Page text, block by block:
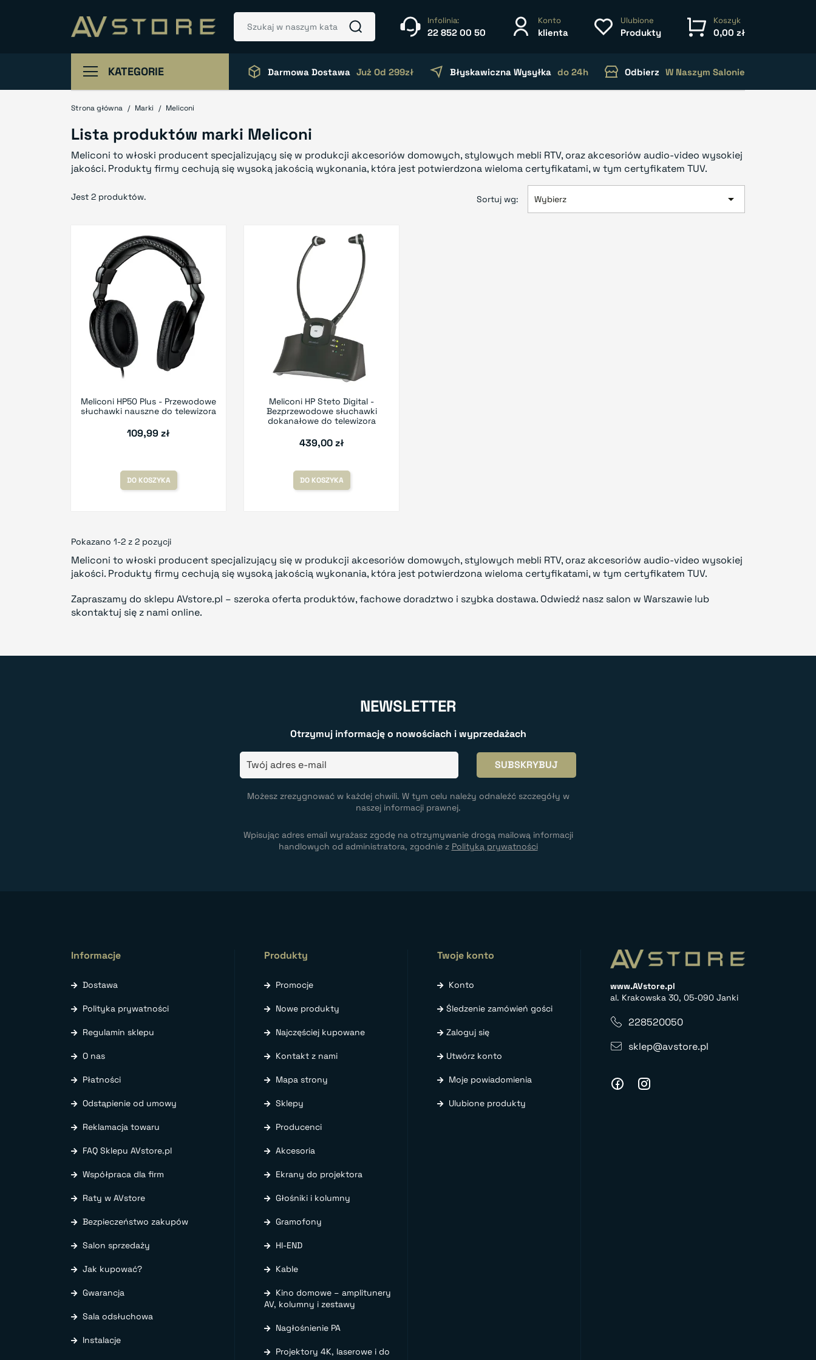
Infolinia:
22 852 00 50
Konto
klienta
Ulubione
Produkty
Koszyk
0,00 zł
KATEGORIE Darmowa Dostawa Już Od 299zł Błyskawiczna Wysyłka do 24h Odbierz W Naszym Salonie
Strona główna Marki Meliconi
Lista produktów marki Meliconi
Meliconi to włoski producent specjalizujący się w produkcji akcesoriów domowych, stylowych mebli RTV, oraz akcesoriów audio-video wysokiej
jakości. Produkty firmy cechują się wysoką jakością wykonania, która jest potwierdzona wieloma certyfikatami, w tym certyfikatem TUV.
Jest 2 produktów. Sortuj wg: Wybierz 
Meliconi HP50 Plus - Przewodowe
słuchawki nauszne do telewizora
109,99 zł
DO KOSZYKA
Meliconi HP Steto Digital -
Bezprzewodowe słuchawki
dokanałowe do telewizora
439,00 zł
DO KOSZYKA
Pokazano 1-2 z 2 pozycji
Meliconi to włoski producent specjalizujący się w produkcji akcesoriów domowych, stylowych mebli RTV, oraz akcesoriów audio-video wysokiej
jakości. Produkty firmy cechują się wysoką jakością wykonania, która jest potwierdzona wieloma certyfikatami, w tym certyfikatem TUV.
Zapraszamy do sklepu AVstore.pl – szeroka oferta produktów, fachowe doradztwo i szybka dostawa. Odwiedź nasz salon w Warszawie lub
skontaktuj się z nami online.
NEWSLETTER
Otrzymuj informację o nowościach i wyprzedażach
Możesz zrezygnować w każdej chwili. W tym celu należy odnaleźć szczegóły w
naszej informacji prawnej.
Wpisując adres email wyrażasz zgodę na otrzymywanie drogą mailową informacji
handlowych od administratora, zgodnie z Polityką prywatności
Informacje
Dostawa
Polityka prywatności
Regulamin sklepu
O nas
Płatności
Odstąpienie od umowy
Reklamacja towaru
FAQ Sklepu AVstore.pl
Współpraca dla firm
Raty w AVstore
Bezpieczeństwo zakupów
Salon sprzedaży
Jak kupować?
Gwarancja
Sala odsłuchowa
Instalacje
Produkty
Promocje
Nowe produkty
Najczęściej kupowane
Kontakt z nami
Mapa strony
Sklepy
Producenci
Akcesoria
Ekrany do projektora
Głośniki i kolumny
Gramofony
HI-END
Kable
Kino domowe – amplitunery
AV, kolumny i zestawy
Nagłośnienie PA
Projektory 4K, laserowe i do
Twoje konto
Konto
Śledzenie zamówień gości
Zaloguj się
Utwórz konto
Moje powiadomienia
Ulubione produkty
www.AVstore.pl
al. Krakowska 30, 05-090 Janki
228520050
sklep@avstore.pl